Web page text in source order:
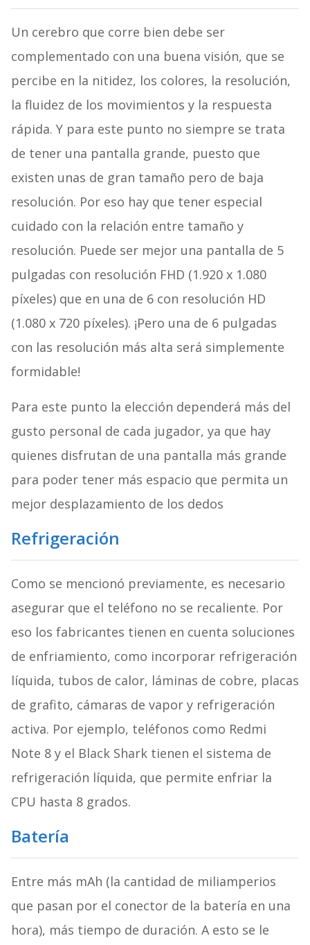
Un cerebro que corre bien debe ser
complementado con una buena visión, que se
percibe en la nitidez, los colores, la resolución,
la fluidez de los movimientos y la respuesta
rápida. Y para este punto no siempre se trata
de tener una pantalla grande, puesto que
existen unas de gran tamaño pero de baja
resolución. Por eso hay que tener especial
cuidado con la relación entre tamaño y
resolución. Puede ser mejor una pantalla de 5
pulgadas con resolución FHD (1.920 x 1.080
píxeles) que en una de 6 con resolución HD
(1.080 x 720 píxeles). ¡Pero una de 6 pulgadas
con las resolución más alta será simplemente
formidable!
Para este punto la elección dependerá más del
gusto personal de cada jugador, ya que hay
quienes disfrutan de una pantalla más grande
para poder tener más espacio que permita un
mejor desplazamiento de los dedos
Refrigeración
Como se mencionó previamente, es necesario
asegurar que el teléfono no se recaliente. Por
eso los fabricantes tienen en cuenta soluciones
de enfriamiento, como incorporar refrigeración
líquida, tubos de calor, láminas de cobre, placas
de grafito, cámaras de vapor y refrigeración
activa. Por ejemplo, teléfonos como Redmi
Note 8 y el Black Shark tienen el sistema de
refrigeración líquida, que permite enfriar la
CPU hasta 8 grados.
Batería
Entre más mAh (la cantidad de miliamperios
que pasan por el conector de la batería en una
hora), más tiempo de duración. A esto se le